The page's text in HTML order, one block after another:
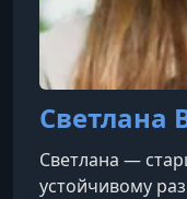
Светлана
Светлана —
устойчивому